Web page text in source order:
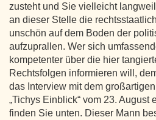
zusteht und Sie vielleicht
an dieser Stelle die
unschön auf dem Boden der
aufzuprallen. Wer sich
kompetenter über die hier
Rechtsfolgen informieren will,
das Interview mit dem
„Tichys Einblick“ vom 23. August
finden Sie unten. Dieser Mann